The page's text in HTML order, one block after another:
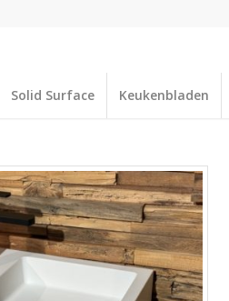
Solid Surface Keukenbladen